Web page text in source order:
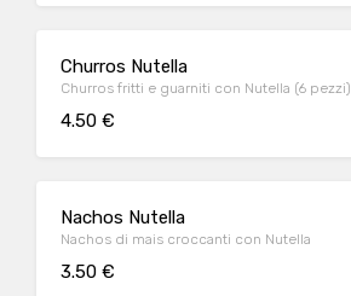
Churros Nutella
Churros fritti e guarniti con Nutella (6 pezzi)
4.50 €
Nachos Nutella
Nachos di mais croccanti con Nutella
3.50 €